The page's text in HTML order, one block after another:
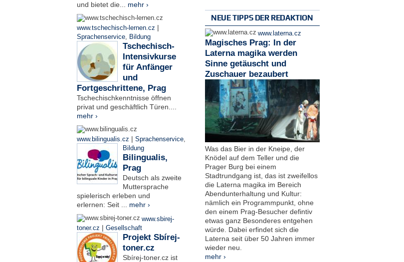
und bietet die... mehr ›
www.tschechisch-lernen.cz |
Sprachenservice, Bildung
Tschechisch-
Intensivkurse
für Anfänger
und
Fortgeschrittene, Prag
Tschechischkenntnisse öffnen
privat und geschäftlich Türen....
mehr ›
www.bilingualis.cz | Sprachenservice,
Bildung
Bilingualis,
Prag
Deutsch als zweite
Muttersprache
spielerisch erleben und
erlernen: Seit ... mehr ›
www.sbirej-
toner.cz | Gesellschaft
Projekt Sbírej-
toner.cz
Sbírej-toner.cz ist
NEUE TIPPS DER REDAKTION
www.laterna.cz
Magisches Prag: In der
Laterna magika werden
Sinne getäuscht und
Zuschauer bezaubert
Was das Bier in der Kneipe, der
Knödel auf dem Teller und die
Prager Burg bei einem
Stadtrundgang ist, das ist zweifellos
die Laterna magika im Bereich
Abendunterhaltung und Kultur:
nämlich ein Programmpunkt, ohne
den einem Prag-Besucher defintiv
etwas ganz Besonderes entgehen
würde. Dabei erfindet sich die
Laterna seit über 50 Jahren immer
wieder neu.
mehr ›